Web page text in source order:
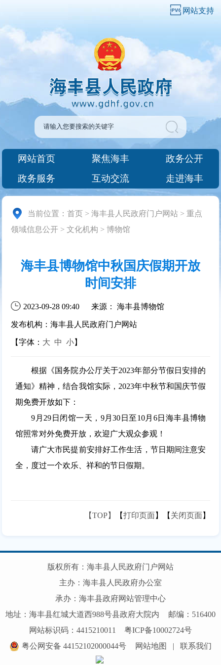
网站支持
网站首页 聚焦海丰
政务公开
政务服务
互动交流 走进海丰
当前位置：首页 >海丰县人民政府门户网站 >重点
领域信息公开 >文化机构 >博物馆
海丰县博物馆中秋国庆假期开放
时间安排
2023-09-28 09:40 来源： 海丰县博物馆
发布机构：海丰县人民政府门户网站
【字体： 大 中 小】
根据《国务院办公厅关于2023年部分节假日安排的
通知》精神，结合我馆实际，2023年中秋节和国庆节假
期免费开放如下：
9月29日闭馆一天，9月30日至10月6日海丰县博物
馆照常对外免费开放，欢迎广大观众参观！
请广大市民提前安排好工作生活，节日期间注意安
全，度过一个欢乐、祥和的节日假期。
【TOP】 【打印页面】【 关闭页面】
版权所有：海丰县人民政府门户网站
主办：海丰县人民政府办公室
承办：海丰县政府网站管理中心
地址：海丰县红城大道西988号县政府大院内
邮编：516400
网站标识码：4415210011
粤ICP备10002724号
粤公网安备 44152102000044号
网站地图 联系我们